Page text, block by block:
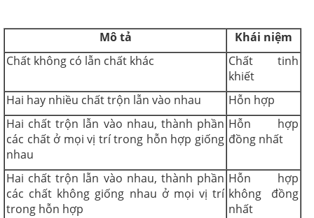
Mô tả
Khái niệm
Chất không có lẫn chất khác
Chất tinh
khiết
Hai hay nhiều chất trộn lẫn vào nhau
Hỗn hợp
Hai chất trộn lẫn vào nhau, thành phần
các chất ở mọi vị trí trong hỗn hợp giống
nhau
Hỗn hợp
đồng nhất
Hai chất trộn lẫn vào nhau, thành phần
các chất không giống nhau ở mọi vị trí
trong hỗn hợp
Hỗn hợp
không đồng
nhất